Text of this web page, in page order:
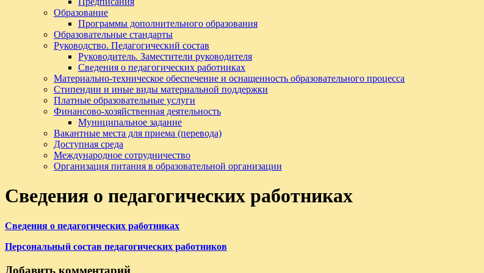
Образование
Программы дополнительного образования
Образовательные стандарты
Руководство. Педагогический состав
Руководитель. Заместители руководителя
Сведения о педагогических работниках
Материально-техническое обеспечение и оснащенность образовательного процесса
Стипендии и иные виды материальной поддержки
Платные образовательные услуги
Финансово-хозяйственная деятельность
Муниципальное задание
Вакантные места для приема (перевода)
Доступная среда
Международное сотрудничество
Организация питания в образовательной организации
Сведения о педагогических работниках
Сведения о педагогических работниках
Персональный состав педагогических работников
Добавить комментарий